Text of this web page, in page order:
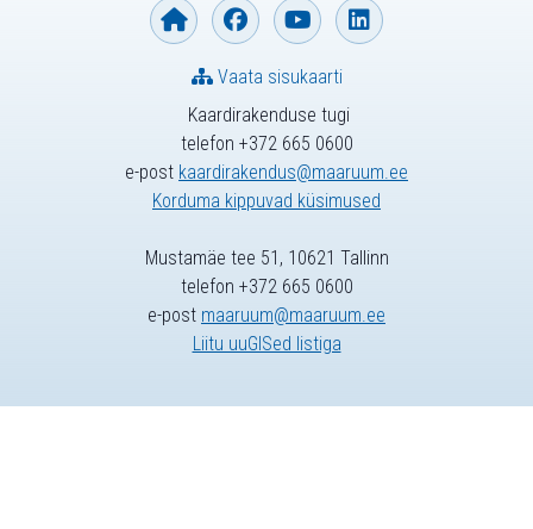
Kaardirakenduse tugi
telefon +372 665 0600
e-post kaardirakendus@maaruum.ee
Korduma kippuvad küsimused
Vaata sisukaarti
Mustamäe tee 51, 10621 Tallinn
telefon +372 665 0600
e-post maaruum@maaruum.ee
Liitu uuGISed listiga